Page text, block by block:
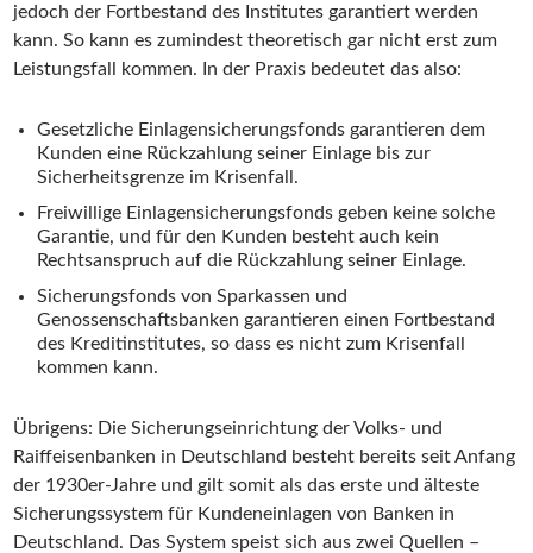
jedoch der Fortbestand des Institutes garantiert werden
kann. So kann es zumindest theoretisch gar nicht erst zum
Leistungsfall kommen. In der Praxis bedeutet das also:
Gesetzliche Einlagensicherungsfonds garantieren dem
Kunden eine Rückzahlung seiner Einlage bis zur
Sicherheitsgrenze im Krisenfall.
Freiwillige Einlagensicherungsfonds geben keine solche
Garantie, und für den Kunden besteht auch kein
Rechtsanspruch auf die Rückzahlung seiner Einlage.
Sicherungsfonds von Sparkassen und
Genossenschaftsbanken garantieren einen Fortbestand
des Kreditinstitutes, so dass es nicht zum Krisenfall
kommen kann.
Übrigens: Die Sicherungseinrichtung der Volks- und
Raiffeisenbanken in Deutschland besteht bereits seit Anfang
der 1930er-Jahre und gilt somit als das erste und älteste
Sicherungssystem für Kundeneinlagen von Banken in
Deutschland. Das System speist sich aus zwei Quellen –